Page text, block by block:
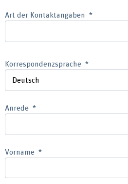
Art der Kontaktangaben
Korrespondenzsprache
Anrede
Vorname